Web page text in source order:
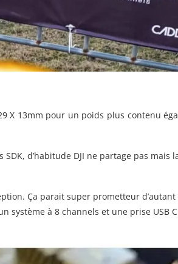
X 13mm pour un poids plus contenu
d’habitude DJI ne partage pas mais
Ça parait super prometteur d’autant
système à 8 channels et une prise USB